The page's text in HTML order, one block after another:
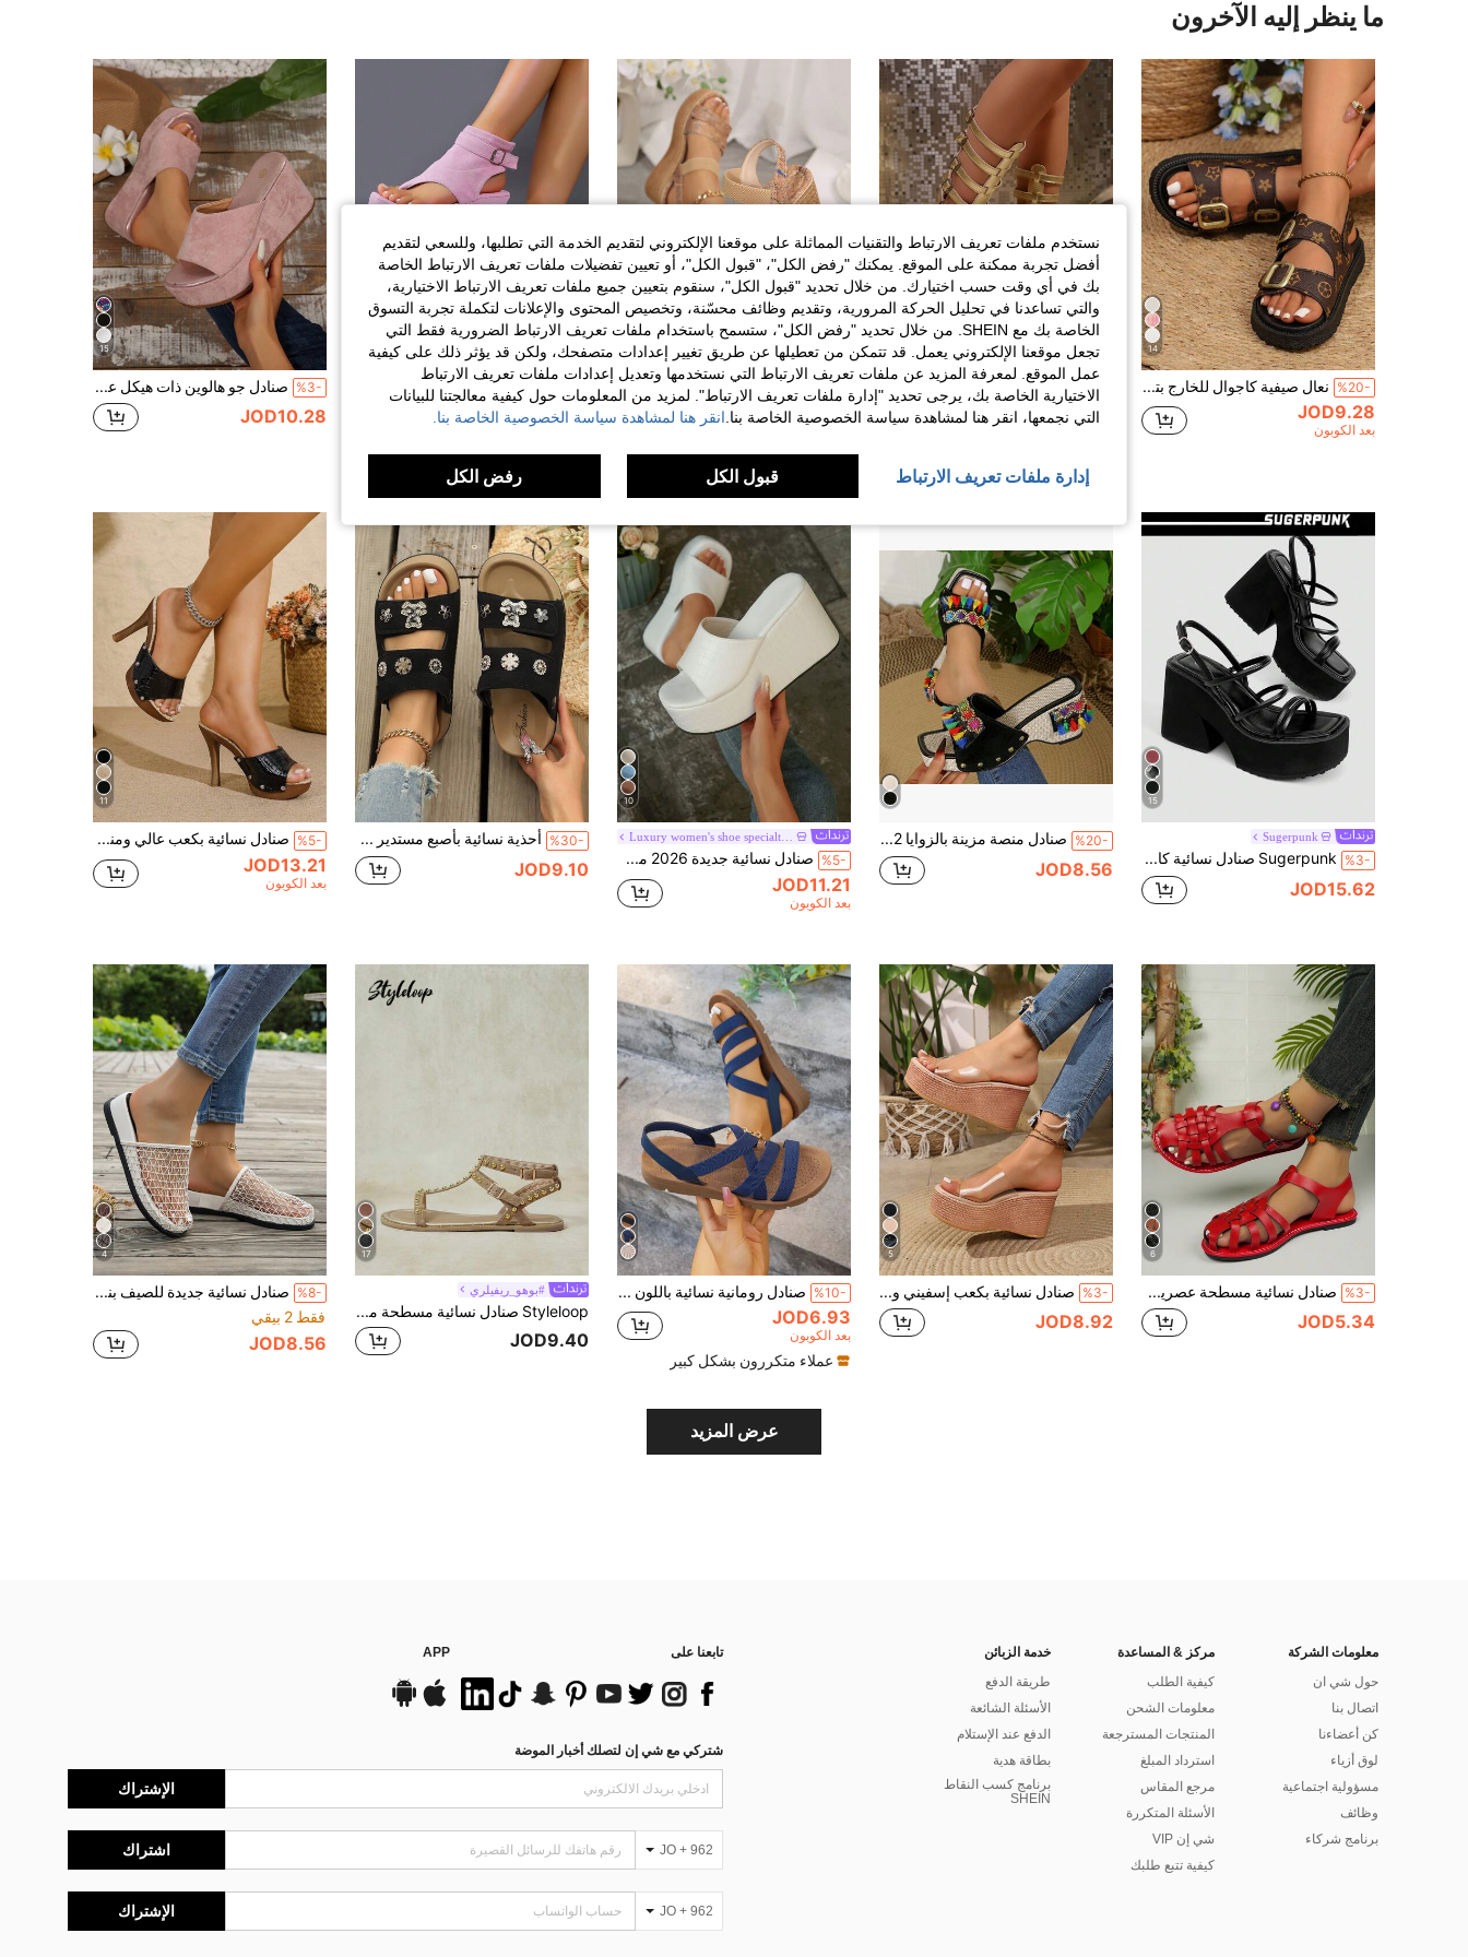
ما ينظر إليه الآخرون
14
%20- نعال صيفية كاجوال للخارج بتصميم ريترو عصري متعدد الاستخدامات، مع إبزيم معدني قابل للتعديل ونعل سميك، شبشب منصة بنعل سميك وكعب إسفين
JOD9.28
بعد الكوبون
%5- صنادل نسائية صيفية أنيقة وأنيقة ذات لون أحادي مع سحاب خلفي مفرغ، صنادل روماني عصري مريح للاستخدام اليومي والشاطئ
JOD8.15
%5- صنادل نسائية جديدة للربيع/الصيف بكعب إسفين ونعل سميك، تصميم منسوج بحزام للشاطئ والعطلات، كعب عالي، أسلوب فستان، موضة كاجوال، متعددة الاستخدامات للتنقل اليومي والترفيه
JOD9.08
%5-
JOD9.60
بعد الكوبون
15
%3- صنادل جو هالوين ذات هيكل عظمي ملون موديل 2025 الأحدث، صنادل منصة شائعة للسيدات، صنادل سميكة القاع بتصميم كلية مفتوحة الأصابع مع كعب وتد مريح وزيادة في الارتفاع وبنمط الهيكل العظمي
JOD10.28
15
Sugerpunk
%3- Sugerpunk صنادل نسائية كاجوال وأنيقة ذات كعب منحدر مفتوحة الأصبع، بتصميم ألوان داكنة بطراز بانك جوثيك، مزودة بأشرطة متقاطعة وإبزيم كاحل مطاطي معدني، مثالية للنوادي الليلية والحفلات والعطلات والتنقل
JOD15.62
%20- صنادل منصة مزينة بالزوايا 42، صنادل صيفية عصرية مريحة متعددة الاستخدامات ذات كعب عالي للنساء
JOD8.56
10
%5- صنادل نسائية جديدة 2026 من الجلد المدبوغ بنعل منصة ووتد، مفتوحة الأصابع، سهلة الارتداء، بنعل سميك عالي، أحذية صيفية كاجوال للمشي والشاطئ
JOD11.21
بعد الكوبون
%30- أحذية نسائية بأصبع مستدير ولامع مزينة بزهور وشكل دب، قابلة للارتداء بسهولة، أنيقة وراحة للاستخدام اليومي، الحفلات، العمل، أحذية صنادل ذات نعل سميك
JOD9.10
11
%5- صنادل نسائية بكعب عالي ومنصة، مزينة بفيونكة مثيرة ومسامير معدنية للحفلات
JOD13.21
بعد الكوبون
6
%3- صنادل نسائية مسطحة عصرية متعددة الاستخدامات ذات تصميم نسيج رجعي للصيف
JOD5.34
5
%3- صنادل نسائية بكعب إسفيني ومنصة، أسلوب عطلة كاجوال بطبعة نمر، نعال سميكة، منصة أنيقة وعصرية
JOD8.92
%10- صنادل رومانية نسائية باللون الأزرق الداكن مع حزام مطاطي متقاطع ونعل سميك، للأقدام الضيقة يرجى اختيار مقاس أصغر، نعل ناعم مانع للانزلاق صنادل شاطئ خارجية
JOD6.93
بعد الكوبون
عملاء متكررون بشكل كبير
17
#بوهو_ريفيلري
Styleloop صنادل نسائية مسطحة مزينة بإبزيم مسامير، صنادل رومانية، أساسيات السفر، ملابس العطلات، ملابس الصيف، أحذية صيفية بأجواء العطلات
JOD9.40
4
%8-
صنادل نسائية جديدة للصيف بنعل سميك من الشبكة، أحذية شاطئ بأسلوب عطلة الشاطئ باردة وشخصية بنعل سميك وكعب إسفين، صنادل شبكية مجوفة قابلة للتنفس بنصف انزلاق
فقط 2 بيقي
JOD8.56
عرض المزيد
معلومات الشركة
حول شي ان
اتصال بنا
كن أعضاءنا
لوق أزياء
مسؤولية اجتماعية
وظائف
برنامج شركاء
مركز & المساعدة
كيفية الطلب
معلومات الشحن
المنتجات المسترجعة
استرداد المبلغ
مرجع المقاس
الأسئلة المتكررة
شي إن VIP
كيفية تتبع طلبك
خدمة الزبائن
طريقة الدفع
الأسئلة الشائعة
الدفع عند الإستلام
بطاقة هدية
برنامج كسب النقاط
SHEIN
تابعنا على APP
شتركي مع شي إن لتصلك أخبار الموضة
الإشتراك
JO + 962 اشتراك
JO + 962 الإشتراك
نستخدم ملفات تعريف الارتباط والتقنيات المماثلة على موقعنا الإلكتروني لتقديم الخدمة التي تطلبها، وللسعي لتقديم
أفضل تجربة ممكنة على الموقع. يمكنك "رفض الكل"، "قبول الكل"، أو تعيين تفضيلات ملفات تعريف الارتباط الخاصة
بك في أي وقت حسب اختيارك. من خلال تحديد "قبول الكل"، سنقوم بتعيين جميع ملفات تعريف الارتباط الاختيارية،
والتي تساعدنا في تحليل الحركة المرورية، وتقديم وظائف محسّنة، وتخصيص المحتوى والإعلانات لتكملة تجربة التسوق
الخاصة بك مع SHEIN. من خلال تحديد "رفض الكل"، ستسمح باستخدام ملفات تعريف الارتباط الضرورية فقط التي
تجعل موقعنا الإلكتروني يعمل. قد تتمكن من تعطيلها عن طريق تغيير إعدادات متصفحك، ولكن قد يؤثر ذلك على كيفية
عمل الموقع. لمعرفة المزيد عن ملفات تعريف الارتباط التي نستخدمها وتعديل إعدادات ملفات تعريف الارتباط
الاختيارية الخاصة بك، يرجى تحديد "إدارة ملفات تعريف الارتباط". لمزيد من المعلومات حول كيفية معالجتنا للبيانات
التي نجمعها، انقر هنا لمشاهدة سياسة الخصوصية الخاصة بنا. انقر هنا لمشاهدة سياسة الخصوصية الخاصة بنا.
إدارة ملفات تعريف الارتباط قبول الكل رفض الكل